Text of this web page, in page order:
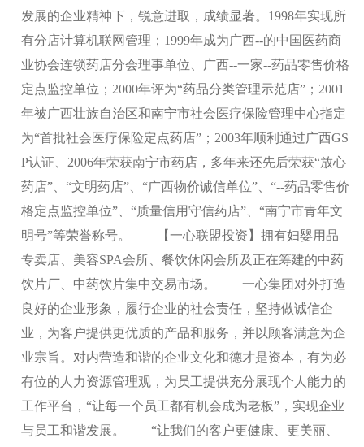
发展的企业精神下，锐意进取，成绩显著。1998年实现所
有分店计算机联网管理；1999年成为广西--的中国医药商
业协会连锁药店分会理事单位、广西--一家--药品零售价格
定点监控单位；2000年评为“药品分类管理示范店”；2001
年被广西壮族自治区和南宁市社会医疗保险管理中心指定
为“首批社会医疗保险定点药店”；2003年顺利通过广西GS
P认证、2006年荣获南宁市药店，多年来还先后荣获“放心
药店”、“文明药店”、“广西物价诚信单位”、“--药品零售价
格定点监控单位”、“质量信用守信药店”、“南宁市青年文
明号”等荣誉称号。 【一心联盟投资】拥有妇婴用品
专卖店、美容SPA会所、餐饮休闲会所及正在筹建的中药
饮片厂、中药饮片集中交易市场。 一心集团对外打造
良好的企业形象，履行企业的社会责任，坚持做诚信企
业，为客户提供更优质的产品和服务，并以顾客满意为企
业宗旨。对内营造和谐的企业文化和德才是资本，有为必
有位的人力资源管理观，为员工提供充分展现个人能力的
工作平台，“让每一个员工都有机会成为老板”，实现企业
与员工和谐发展。 “让我们的客户更健康、更美丽、